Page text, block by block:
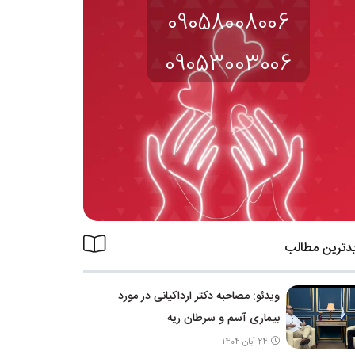
09058008006
09053003006
مطالب
ویدئو: مصاحبه دکتر ارداکیانی در مورد
بیماری آسم و سرطان ریه
24 آبان 1404